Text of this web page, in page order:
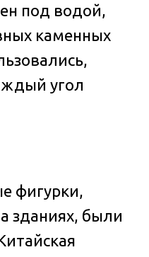
под водой,
каменных
угол
фигурки,
зданиях, были